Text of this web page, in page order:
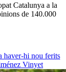
Catalunya a la
de 140.000
haver-hi nou ferits
Vinyet